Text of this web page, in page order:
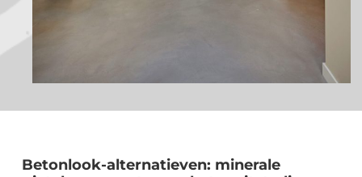
Betonlook-alternatieven: minerale